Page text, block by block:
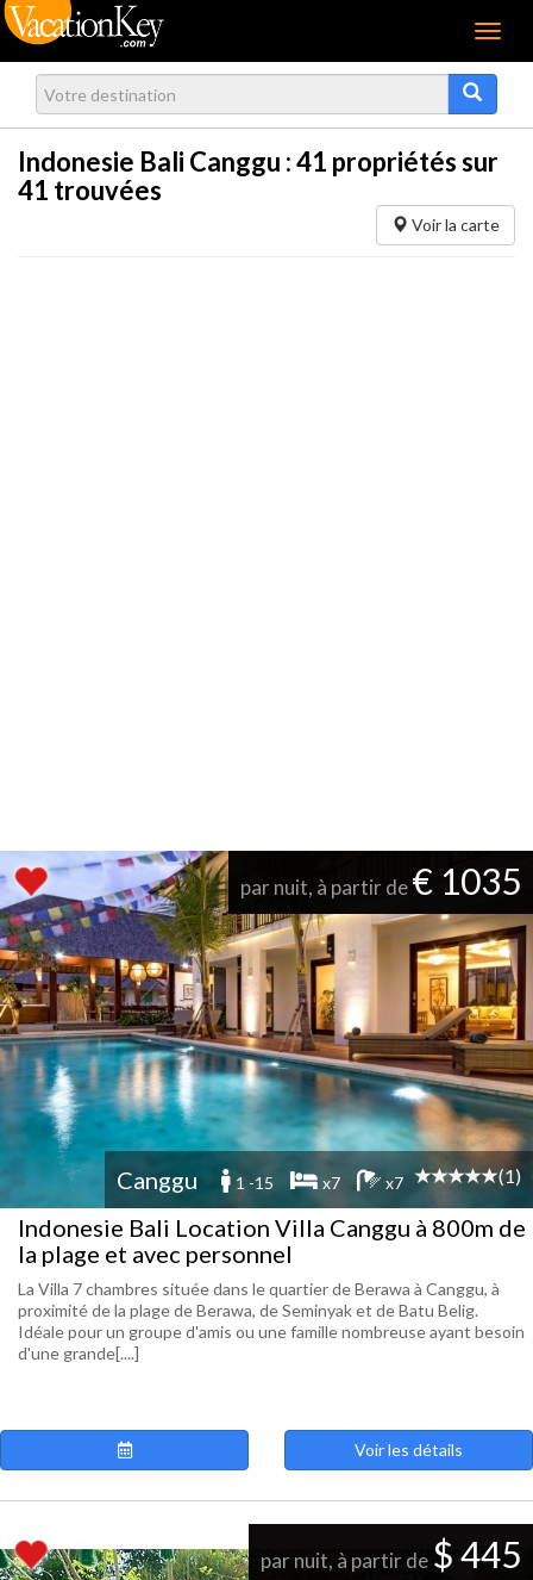
Menu
Indonesie Bali Canggu :41 propriétés sur
41 trouvées
Voir la carte
par nuit, à partir de€ 1035
Canggu 1 -15 x7 x7 (1)
Indonesie Bali Location Villa Canggu à 800m de
la plage et avec personnel
La Villa 7 chambres située dans le quartier de Berawa à Canggu, à
proximité de la plage de Berawa, de Seminyak et de Batu Belig.
Idéale pour un groupe d'amis ou une famille nombreuse ayant besoin
d'une grande[....]
Voir les détails
par nuit, à partir de $ 445